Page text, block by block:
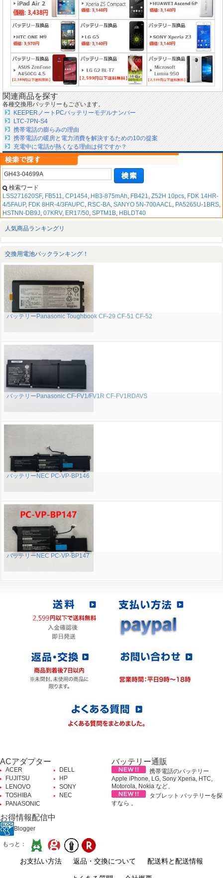
関連商品を探す
各種交換用バッテリーもございます。
KEEPERノートPCバッテリーモデルナンバー
LTC-7PN-S4
携帯電話の膨らみの理由
携帯電話の暖房と電力消費を解決するための10の提案
充電中に電話が熱くなる理由は何ですか？
検索ワード
LSS271620SF, FB511, CP1454, HB3-875mAh, FB421, Z52H 10pcs, FDK 14HR-
4/5FAUP, FDK 8HR-4/3FAUPC, RSC-BA, SANYO 5N-700AACL, PA5265U-1BRS,
HSTNN-DB9J, 07KRV, ER17/50, SPTM1B, HBLDT40
人気商品ランキングリ
交換用電池パックランキング！
バッテリーPanasonic Toughbook CF-29 CF-51 CF-52
バッテリーPanasonic CF-FV1/FV1R CF-FV1RDAVS
バッテリーNEC PC-VP-BP146
バッテリーNEC PC-VP-BP147
ACアダプター
ACER
DELL
FUJITSU
HP
LENOVO
SONY
TOSHIBA
NEC
PANASONIC
バッテリー通販
携帯電話のバッテリー
Apple iPhone, LG, Sony Xperia, HTC,
Motorola, Nokia など、
タブレット バッテリーを探
すなら 。
お得情報配信中
Blogger
もっと：
お支払い方法 返品・交換について 配送料と配送情報